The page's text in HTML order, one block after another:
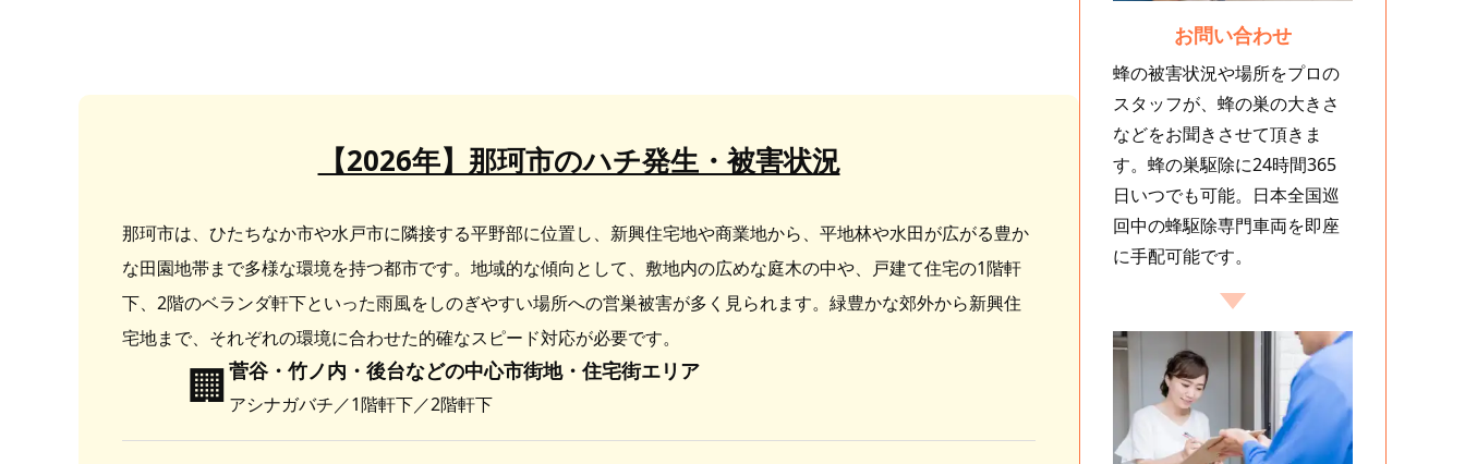
【2026年】那珂市のハチ発生・被害状況
那珂市は、ひたちなか市や水戸市に隣接する平野部に位置し、新興住宅地や商業地から、平地林や水田が広がる豊か
な田園地帯まで多様な環境を持つ都市です。地域的な傾向として、敷地内の広めな庭木の中や、戸建て住宅の1階軒
下、2階のベランダ軒下といった雨風をしのぎやすい場所への営巣被害が多く見られます。緑豊かな郊外から新興住
宅地まで、それぞれの環境に合わせた的確なスピード対応が必要です。
🏢菅谷・竹ノ内・後台などの中心市街地・住宅街エリア
アシナガバチ／1階軒下／2階軒下
お問い合わせ
蜂の被害状況や場所をプロの
スタッフが、蜂の巣の大きさ
などをお聞きさせて頂きま
す。蜂の巣駆除に24時間365
日いつでも可能。日本全国巡
回中の蜂駆除専門車両を即座
に手配可能です。